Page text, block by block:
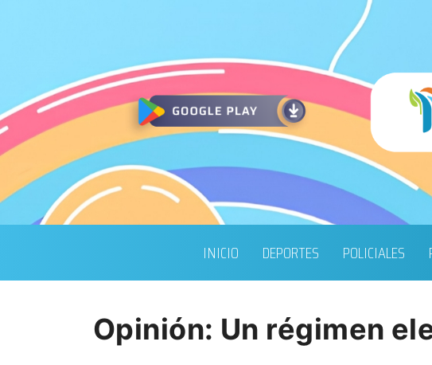
INICIO DEPORTES POLICIALES
Opinión: Un régimen